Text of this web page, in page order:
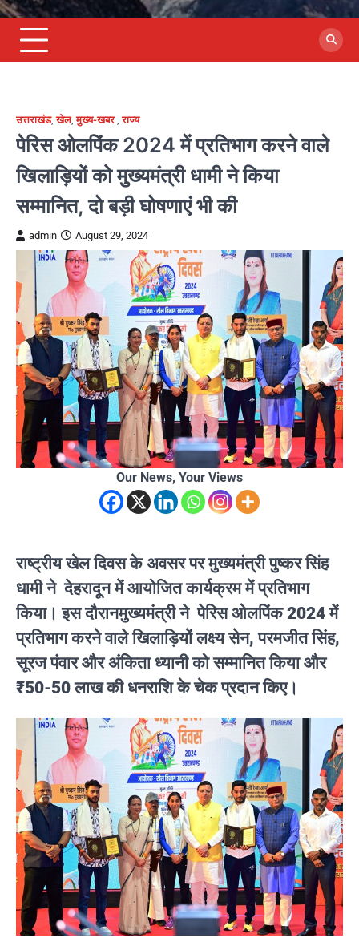
उत्तराखंड,खेल,मुख्य-खबर,राज्य
पेरिस ओलपिंक 2024 में प्रतिभाग करने वाले
खिलाड़ियों को मुख्यमंत्री धामी ने किया
सम्मानित, दो बड़ी घोषणाएं भी की
admin August 29, 2024
Our News, Your Views
राष्ट्रीय खेल दिवस के अवसर पर मुख्यमंत्री पुष्कर सिंह
धामी ने देहरादून में आयोजित कार्यक्रम में प्रतिभाग
किया। इस दौरानमुख्यमंत्री ने पेरिस ओलपिंक 2024 में
प्रतिभाग करने वाले खिलाड़ियों लक्ष्य सेन, परमजीत सिंह,
सूरज पंवार और अंकिता ध्यानी को सम्मानित किया और
₹50-50 लाख की धनराशि के चेक प्रदान किए।